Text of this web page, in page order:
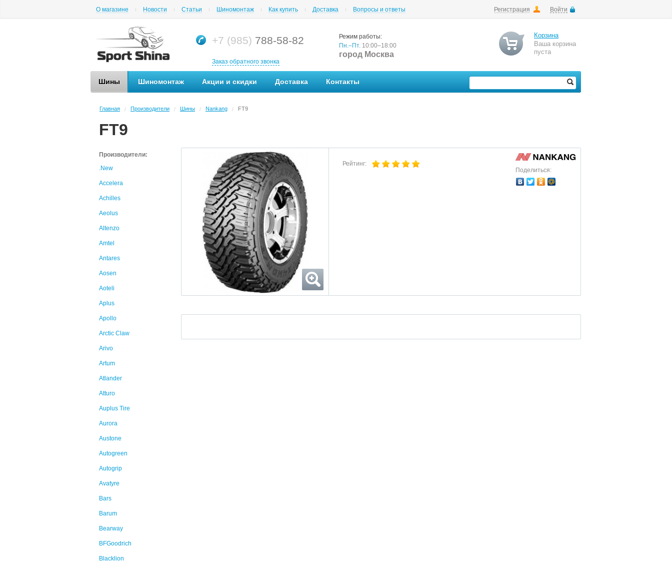
Регистрация Войти
О магазине Новости Статьи Шиномонтаж Как купить Доставка Вопросы и ответы
+7 (985) 788-58-82
Заказ обратного звонка
Режим работы:
Пн.–Пт. 10:00–18:00
город Москва
Корзина
Ваша корзина
пуста
Шины Шиномонтаж Акции и скидки Доставка Контакты
Главная / Производители / Шины / Nankang / FT9
FT9
Производители:
.New
Accelera
Achilles
Aeolus
Altenzo
Amtel
Antares
Aosen
Aoteli
Aplus
Apollo
Arctic Claw
Arivo
Artum
Atlander
Atturo
Auplus Tire
Aurora
Austone
Autogreen
Autogrip
Avatyre
Bars
Barum
Bearway
BFGoodrich
Blacklion
Рейтинг:
Поделиться: